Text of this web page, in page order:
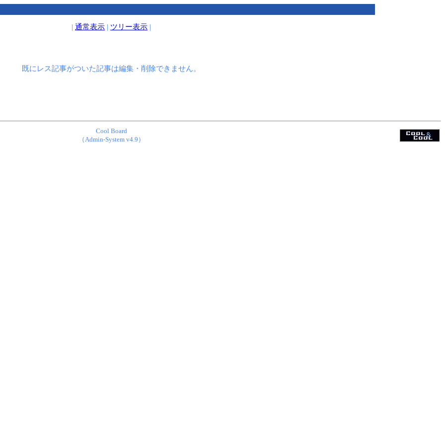
| 通常表示 | ツリー表示 |
既にレス記事がついた記事は編集・削除できません。
Cool Board
（Admin-System v4.9）